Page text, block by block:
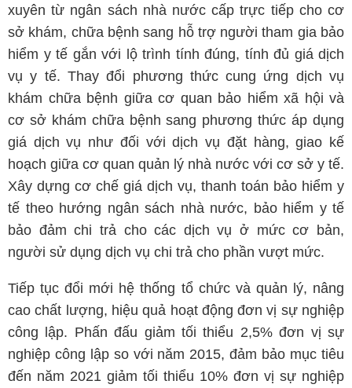
xuyên từ ngân sách nhà nước cấp trực tiếp cho cơ
sở khám, chữa bệnh sang hỗ trợ người tham gia bảo
hiểm y tế gắn với lộ trình tính đúng, tính đủ giá dịch
vụ y tế. Thay đổi phương thức cung ứng dịch vụ
khám chữa bệnh giữa cơ quan bảo hiểm xã hội và
cơ sở khám chữa bệnh sang phương thức áp dụng
giá dịch vụ như đối với dịch vụ đặt hàng, giao kế
hoạch giữa cơ quan quản lý nhà nước với cơ sở y tế.
Xây dựng cơ chế giá dịch vụ, thanh toán bảo hiểm y
tế theo hướng ngân sách nhà nước, bảo hiểm y tế
bảo đảm chi trả cho các dịch vụ ở mức cơ bản,
người sử dụng dịch vụ chi trả cho phần vượt mức.
Tiếp tục đổi mới hệ thống tổ chức và quản lý, nâng
cao chất lượng, hiệu quả hoạt động đơn vị sự nghiệp
công lập. Phấn đấu giảm tối thiểu 2,5% đơn vị sự
nghiệp công lập so với năm 2015, đảm bảo mục tiêu
đến năm 2021 giảm tối thiểu 10% đơn vị sự nghiệp